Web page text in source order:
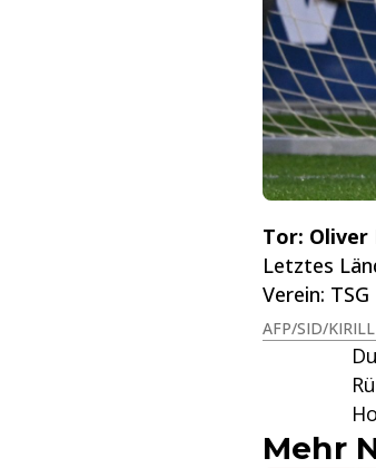
Tor: Oliver
Letztes
Verein:
AFP/SID/
Mehr